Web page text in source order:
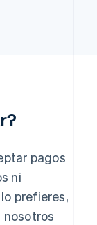
pagos
ni
prefieres,
nosotros